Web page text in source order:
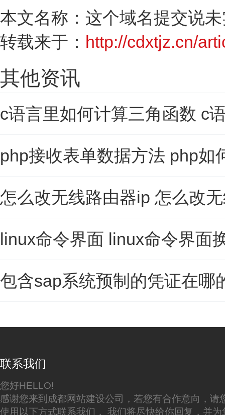
本文名称：这个域名提交说
转载来于： http://cdxtjz.cn/
其他资讯
c语言里如何计算三角函数 c
php接收表单数据方法 php如
怎么改无线路由器ip 怎么改
linux命令界面 linux命令界面
包含sap系统预制的凭证在哪
联系我们
您好HELLO!
感谢您来到成都网站建设公司，若您有合作意向，请
使用以下方式联系我们， 我们将尽快给你回复，并